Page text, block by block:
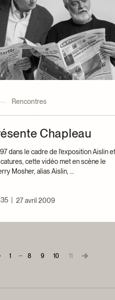
Rencontres
Chapleau
dans le cadre de l'exposition Aislin et
cette vidéo met en scène le
Mosher, alias Aislin, ...
27 avril 2009
1 ... 8 9 10 11